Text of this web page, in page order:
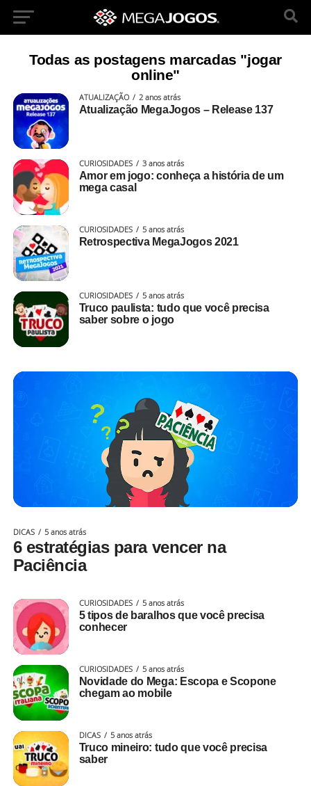
Todas as postagens marcadas "jogar
online"
ATUALIZAÇÃO 2 anos atrás
Atualização MegaJogos – Release 137
CURIOSIDADES 3 anos atrás
Amor em jogo: conheça a história de um
mega casal
CURIOSIDADES 5 anos atrás
Retrospectiva MegaJogos 2021
CURIOSIDADES 5 anos atrás
Truco paulista: tudo que você precisa
saber sobre o jogo
DICAS 5 anos atrás
6 estratégias para vencer na
Paciência
CURIOSIDADES 5 anos atrás
5 tipos de baralhos que você precisa
conhecer
CURIOSIDADES 5 anos atrás
Novidade do Mega: Escopa e Scopone
chegam ao mobile
DICAS 5 anos atrás
Truco mineiro: tudo que você precisa
saber